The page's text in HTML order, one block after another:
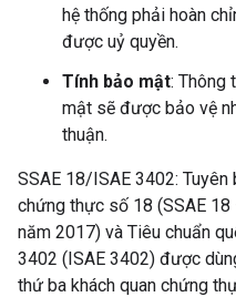
hệ thống phải hoàn
được uỷ quyền.
Tính bảo mật: Thông
mật sẽ được bảo vệ
thuận.
SSAE 18/ISAE 3402:
chứng thực số 18 (SSAE
năm 2017) và Tiêu chuẩn
3402 (ISAE 3402) được
thứ ba khách quan chứng